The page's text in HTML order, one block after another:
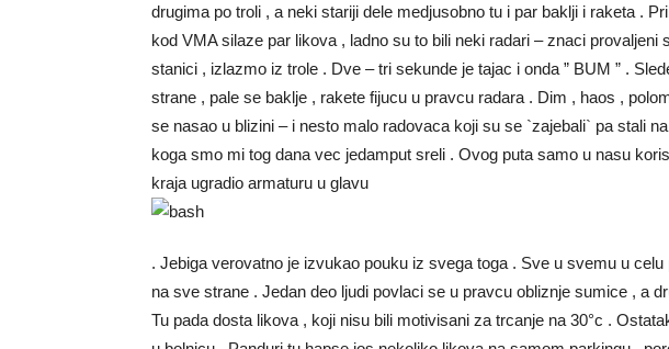
drugima po troli , a neki stariji dele medjusobno tu i par baklji i raketa .
kod VMA silaze par likova , ladno su to bili neki radari – znaci
stanici , izlazmo iz trole . Dve – tri sekunde je tajac i onda ” BUM ” .
strane , pale se baklje , rakete fijucu u pravcu radara . Dim , haos ,
se nasao u blizini – i nesto malo radovaca koji su se `zajebali` pa stali
koga smo mi tog dana vec jedamput sreli . Ovog puta samo u nasu
kraja ugradio armaturu u glavu
. Jebiga verovatno je izvukao pouku iz svega toga . Sve u svemu u
na sve strane . Jedan deo ljudi povlaci se u pravcu obliznje sumice , a
Tu pada dosta likova , koji nisu bili motivisani za trcanje na 30°c .